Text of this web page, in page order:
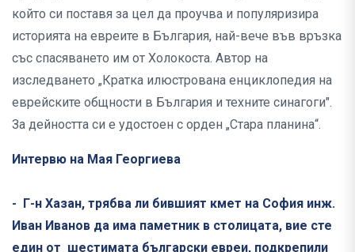
който си поставя за цел да проучва и популяризира
историята на евреите в България, най-вече във връзка
със спасяването им от Холокоста. Автор на
изследването „Кратка илюстрована енциклопедия на
еврейските общности в България и техните синагоги".
За дейността си е удостоен с орден „Стара планина“.
Интервю на Мая Георгиева
- Г-н Хазан, трябва ли бившият кмет на София инж.
Иван Иванов да има паметник в столицата, вие сте
един от шестимата български евреи, подкрепили